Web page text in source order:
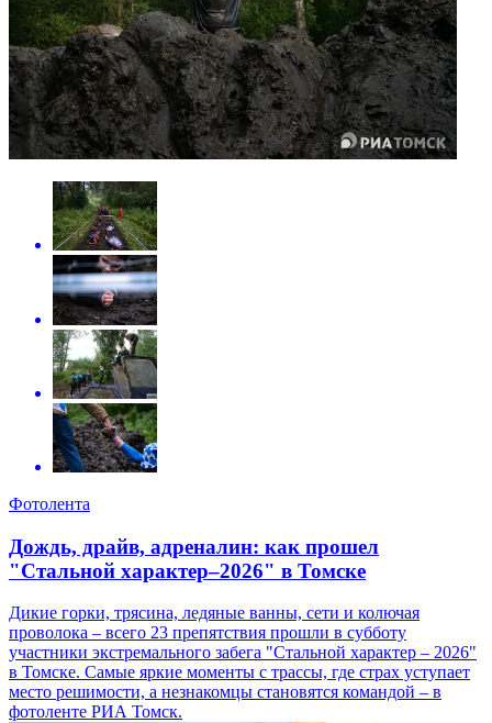
Фотолента
Дождь, драйв, адреналин: как прошел
"Стальной характер–2026" в Томске
Дикие горки, трясина, ледяные ванны, сети и колючая
проволока – всего 23 препятствия прошли в субботу
участники экстремального забега "Стальной характер – 2026"
в Томске. Самые яркие моменты с трассы, где страх уступает
место решимости, а незнакомцы становятся командой – в
фотоленте РИА Томск.